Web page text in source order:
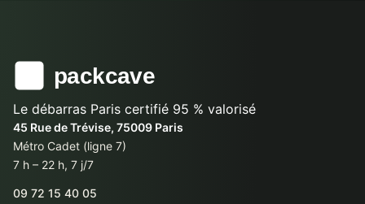
Le débarras Paris certifié 95 % valorisé
45 Rue de Trévise, 75009 Paris
Métro Cadet (ligne 7)
7 h – 22 h, 7 j/7
09 72 15 40 05